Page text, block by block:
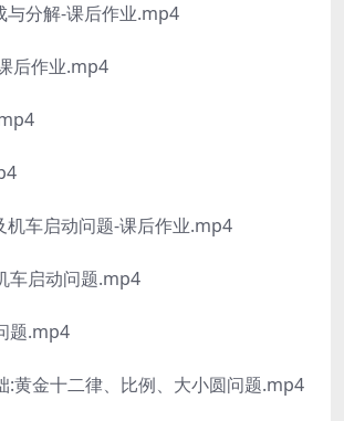
与分解-课后作业.mp4
后作业.mp4
机车启动问题-课后作业.mp4
车启动问题.mp4
题.mp4
:黄金十二律、比例、大小圆问题.mp4